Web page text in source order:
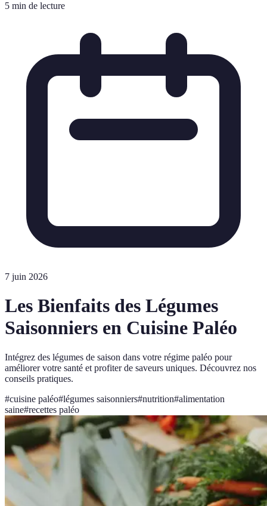
5 min de lecture
7 juin 2026
Les Bienfaits des Légumes
Saisonniers en Cuisine Paléo
Intégrez des légumes de saison dans votre régime paléo pour
améliorer votre santé et profiter de saveurs uniques. Découvrez nos
conseils pratiques.
#cuisine paléo#légumes saisonniers#nutrition#alimentation
saine#recettes paléo